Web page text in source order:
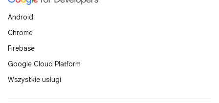
Android
Chrome
Firebase
Google Cloud Platform
Wszystkie usługi